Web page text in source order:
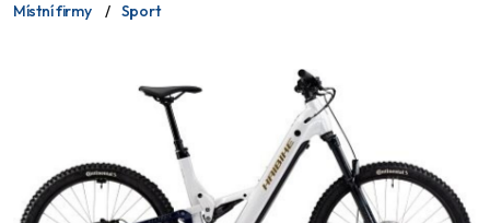
Místní firmy
Sport